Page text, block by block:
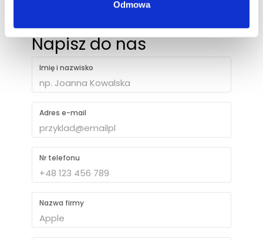
Odmowa
Napisz do nas
Imię i nazwisko
Adres e-mail
Nr telefonu
Nazwa firmy